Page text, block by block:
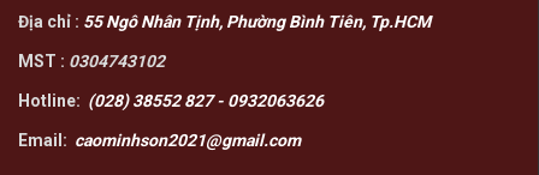
Địa chỉ : 55 Ngô Nhân Tịnh, Phường Bình Tiên, Tp.HCM
MST : 0304743102
Hotline: (028) 38552 827 - 0932063626
Email: caominhson2021@gmail.com